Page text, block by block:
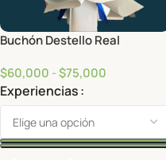
Buchón Destello Real
$60,000 -$75,000
Experiencias